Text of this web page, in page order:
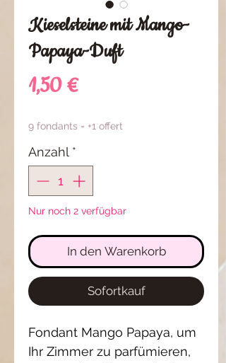
Kieselsteine mit Mango-
Papaya-Duft
1,50 €Preis
9 fondants = +1 offert
Anzahl *
Nur noch 2 verfügbar
In den Warenkorb
Sofortkauf
Fondant Mango Papaya, um
Ihr Zimmer zu parfümieren,